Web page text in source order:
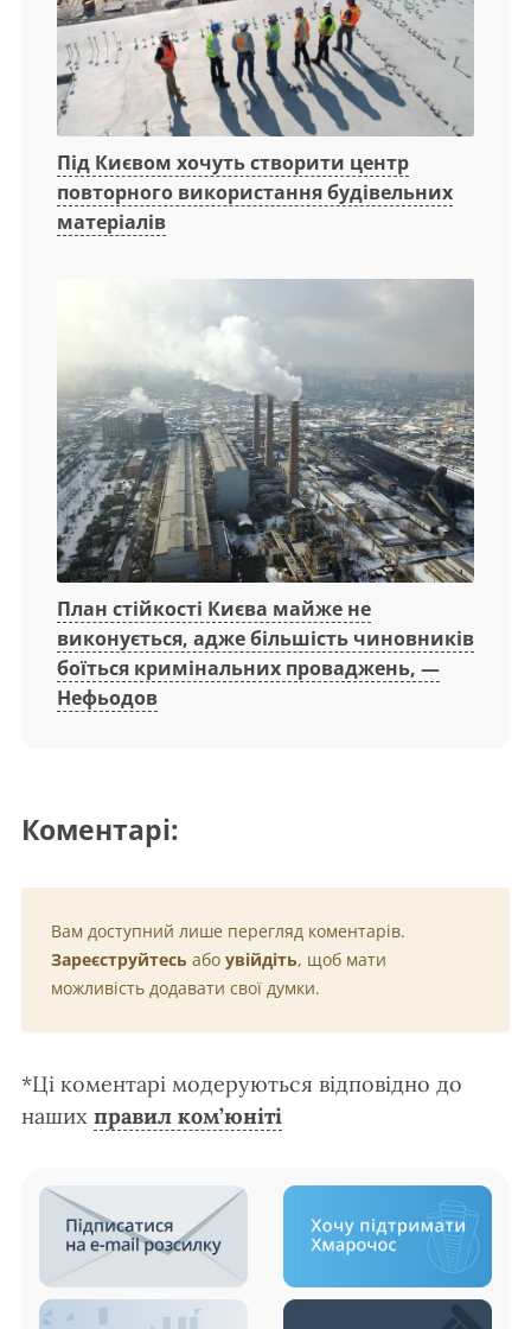
Під Києвом хочуть створити центр
повторного використання будівельних
матеріалів
План стійкості Києва майже не
виконується, адже більшість чиновників
боїться кримінальних проваджень, —
Нефьодов
Коментарі:
Вам доступний лише перегляд коментарів.
Зареєструйтесь або увійдіть, щоб мати
можливість додавати свої думки.
*Ці коментарі модеруються відповідно до
наших правил ком’юніті